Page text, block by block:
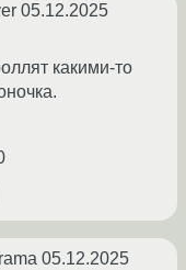
05.12.2025
какими-то
05.12.2025